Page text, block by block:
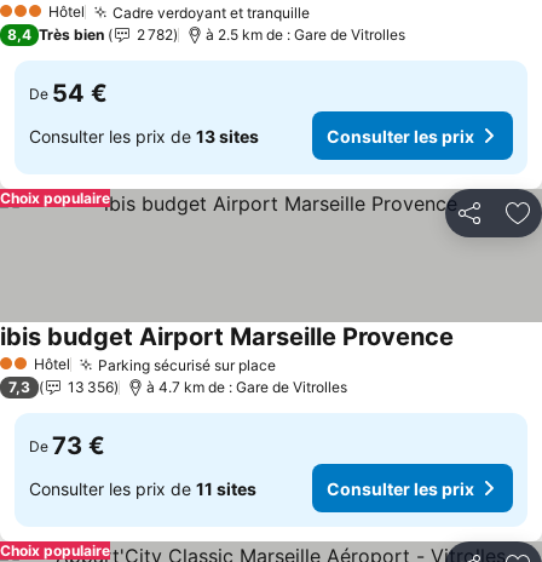
3 ÉtoilesHôtel Cadre verdoyant et tranquilleConsulter les prix
8,4 Très bien 2 782 à 2.5 km de : Gare de Vitrolles
De 54 €
Consulter les prix de 13 sites Consulter les prix
Partager
Choix populaire
2 Étoiles
Hôtel Parking sécurisé sur placeConsulter les prix
ibis budget Airport Marseille Provence
7,3 13 356 à 4.7 km de : Gare de Vitrolles
De 73 €
Consulter les prix de 11 sites Consulter les prix
Choix populaire